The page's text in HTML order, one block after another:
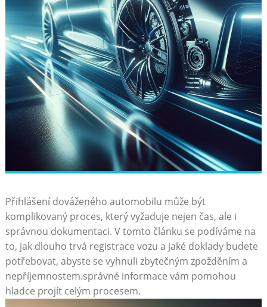
Přihlášení dováženého automobilu může být
komplikovaný proces, který vyžaduje nejen čas, ale i
správnou dokumentaci. V tomto článku se podíváme na
to, jak dlouho trvá registrace vozu a jaké doklady budete
potřebovat, abyste se vyhnuli zbytečným zpožděním a
nepříjemnostem.správné informace vám pomohou
hladce projít celým procesem.